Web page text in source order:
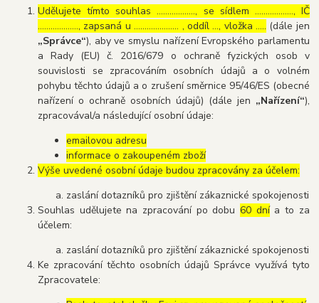
Udělujete tímto souhlas ……………..., se sídlem ………………, IČ
………………., zapsaná u ………………… , oddíl …, vložka ….. (dále jen
„Správce“), aby ve smyslu nařízení Evropského parlamentu
a Rady (EU) č. 2016/679 o ochraně fyzických osob v
souvislosti se zpracováním osobních údajů a o volném
pohybu těchto údajů a o zrušení směrnice 95/46/ES (obecné
nařízení o ochraně osobních údajů) (dále jen „Nařízení“),
zpracovával/a následující osobní údaje:
emailovou adresu
informace o zakoupeném zboží
Výše uvedené osobní údaje budou zpracovány za účelem:
zaslání dotazníků pro zjištění zákaznické spokojenosti
Souhlas udělujete na zpracování po dobu60 dnía to za
účelem:
zaslání dotazníků pro zjištění zákaznické spokojenosti
Ke zpracování těchto osobních údajů Správce využívá tyto
Zpracovatele: